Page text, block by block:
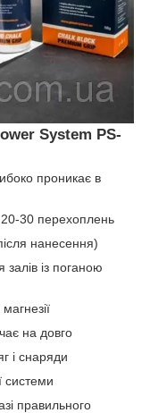
System PS-
проникає в
30 перехоплень
нанесення)
із поганою
на довго
і снаряди
системи
правильного